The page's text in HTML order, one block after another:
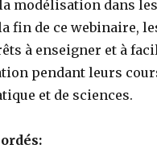
en utilisant des noms
moitiés, des quarts, etc.).
programme d’études :
et des aires de
programme d’études :
(p. ex.,
qui nécessitent de
modélisation dans
la fin de ce webinaire,
à enseigner et à
pendant leurs
et de sciences.